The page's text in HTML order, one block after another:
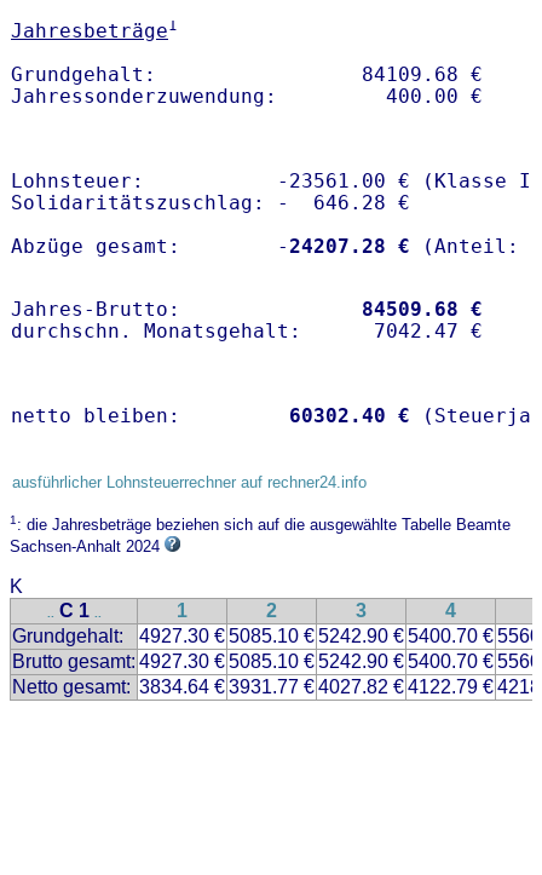
Jahresbeträge1
Grundgehalt:                 84109.68 €
Lohnsteuer:           -23561.00 € (Klasse I)
Solidaritätszuschlag: -  646.28 €
Abzüge gesamt:        -24207.28 €
Jahres-Brutto: 84509.68 €
netto bleiben: 60302.40 €
ausführlicher Lohnsteuerrechner auf rechner24.info
1: die Jahresbeträge beziehen sich auf die ausgewählte Tabelle Beamte
Sachsen-Anhalt 2024
K
.. C 1 .. 1 2 3 4
Grundgehalt:
4927.30 €5085.10 €5242.90 €5400.70 €
Brutto gesamt: 4927.30 €5085.10 €5242.90 €5400.70 €
Netto gesamt: 3834.64 €3931.77 €4027.82 €4122.79 €